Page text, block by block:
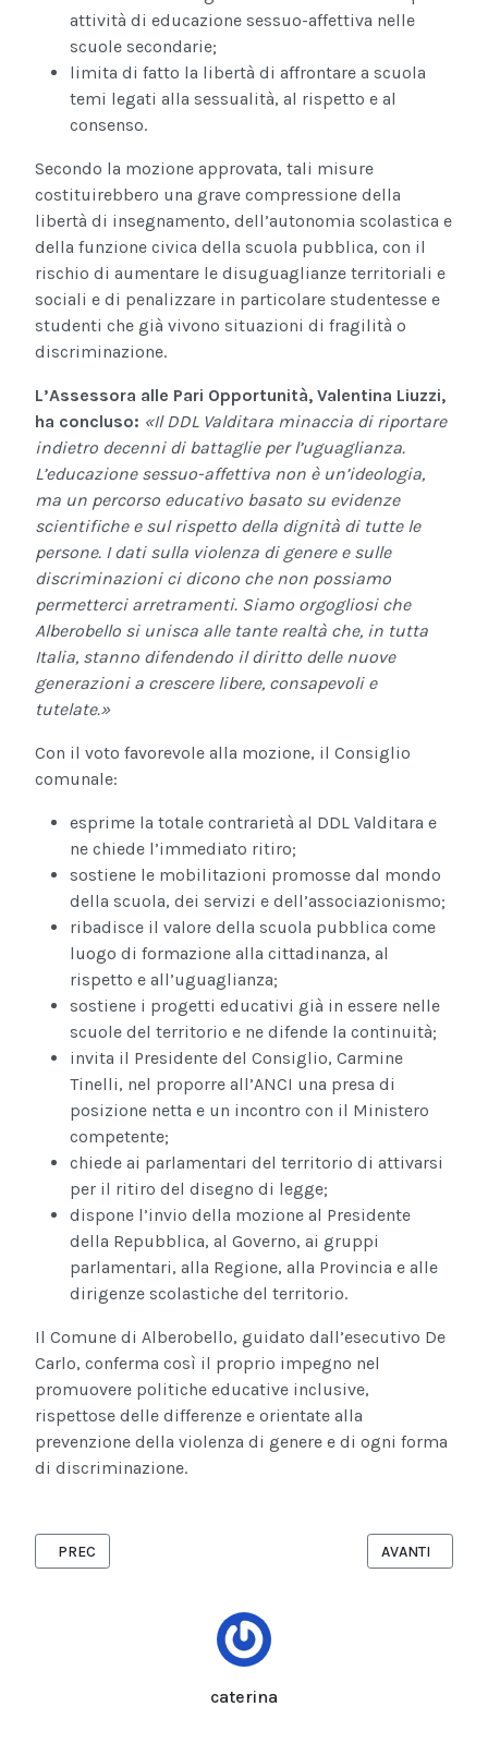
caterina
attività di educazione sessuo-affettiva nelle
scuole secondarie;
limita di fatto la libertà di affrontare a scuola
temi legati alla sessualità, al rispetto e al
consenso.
Secondo la mozione approvata, tali misure
costituirebbero una grave compressione della
libertà di insegnamento, dell’autonomia scolastica e
della funzione civica della scuola pubblica, con il
rischio di aumentare le disuguaglianze territoriali e
sociali e di penalizzare in particolare studentesse e
studenti che già vivono situazioni di fragilità o
discriminazione.
L’Assessora alle Pari Opportunità, Valentina Liuzzi,
ha concluso: «Il DDL Valditara minaccia di riportare
indietro decenni di battaglie per l’uguaglianza.
L’educazione sessuo-affettiva non è un’ideologia,
ma un percorso educativo basato su evidenze
scientifiche e sul rispetto della dignità di tutte le
persone. I dati sulla violenza di genere e sulle
discriminazioni ci dicono che non possiamo
permetterci arretramenti. Siamo orgogliosi che
Alberobello si unisca alle tante realtà che, in tutta
Italia, stanno difendendo il diritto delle nuove
generazioni a crescere libere, consapevoli e
tutelate.»
Con il voto favorevole alla mozione, il Consiglio
comunale:
esprime la totale contrarietà al DDL Valditara e
ne chiede l’immediato ritiro;
sostiene le mobilitazioni promosse dal mondo
della scuola, dei servizi e dell’associazionismo;
ribadisce il valore della scuola pubblica come
luogo di formazione alla cittadinanza, al
rispetto e all’uguaglianza;
sostiene i progetti educativi già in essere nelle
scuole del territorio e ne difende la continuità;
invita il Presidente del Consiglio, Carmine
Tinelli, nel proporre all’ANCI una presa di
posizione netta e un incontro con il Ministero
competente;
chiede ai parlamentari del territorio di attivarsi
per il ritiro del disegno di legge;
dispone l’invio della mozione al Presidente
della Repubblica, al Governo, ai gruppi
parlamentari, alla Regione, alla Provincia e alle
dirigenze scolastiche del territorio.
Il Comune di Alberobello, guidato dall’esecutivo De
Carlo, conferma così il proprio impegno nel
promuovere politiche educative inclusive,
rispettose delle differenze e orientate alla
prevenzione della violenza di genere e di ogni forma
di discriminazione.
ARTICOLO PRECEDENTE: NASCE LA CASA DEI FISIOTERAPISTI:
PREC ARTICOLO
AVANTI